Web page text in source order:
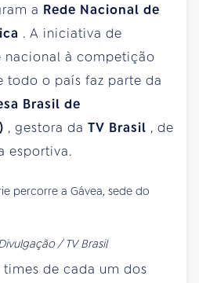
a Rede Nacional de
. A iniciativa de
à competição
todo o país faz parte da
Brasil de
, gestora da TV Brasil , de
esportiva.
/ TV Brasil
de cada um dos